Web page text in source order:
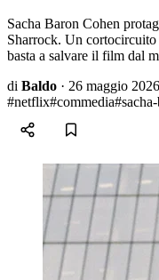
Sacha Baron Cohen
Sharrock. Un
basta a salvare il film dal
di Baldo · 26 maggio 2026
#netflix#commedia